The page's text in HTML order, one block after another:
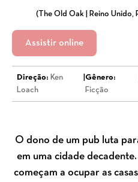
(The Old Oak | Reino Unido,
Assistir online
Direção: Ken
Loach
Gênero:
Ficção
O dono de um pub luta
em uma cidade
começam a ocupar as